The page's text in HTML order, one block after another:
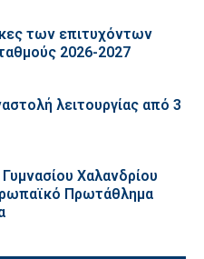
των επιτυχόντων
2026-2027
λειτουργίας από 3
Χαλανδρίου
Πρωτάθλημα